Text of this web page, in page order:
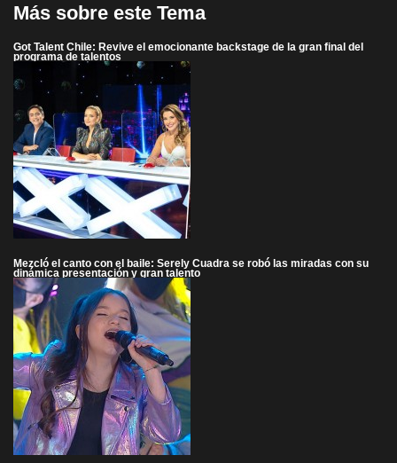
Más sobre este Tema
Got Talent Chile: Revive el emocionante backstage de la gran final del
programa de talentos
Mezcló el canto con el baile: Serely Cuadra se robó las miradas con su
dinámica presentación y gran talento